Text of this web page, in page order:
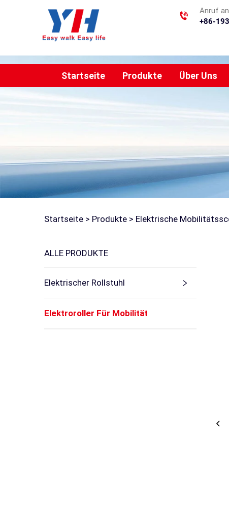
Anruf
+86-
Startseite Produkte Über Uns
Startseite > Produkte > Elektrische
ALLE PRODUKTE
Elektrischer Rollstuhl
Elektroroller Für Mobilität